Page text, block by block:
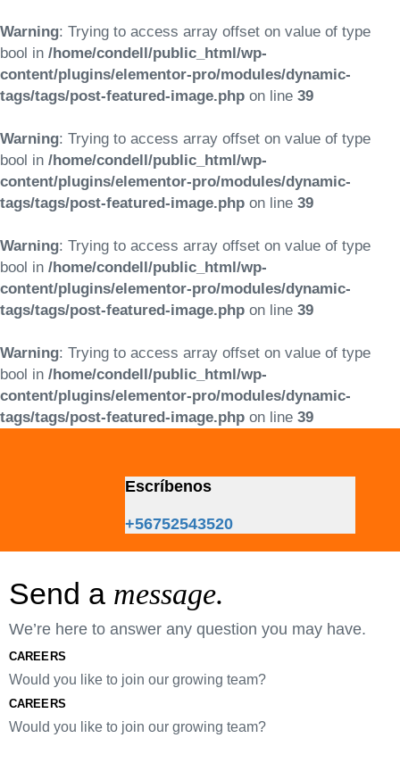
Warning: Trying to access array offset on value of type
bool in /home/condell/public_html/wp-
content/plugins/elementor-pro/modules/dynamic-
tags/tags/post-featured-image.php on line 39
Warning: Trying to access array offset on value of type
bool in /home/condell/public_html/wp-
content/plugins/elementor-pro/modules/dynamic-
tags/tags/post-featured-image.php on line 39
Warning: Trying to access array offset on value of type
bool in /home/condell/public_html/wp-
content/plugins/elementor-pro/modules/dynamic-
tags/tags/post-featured-image.php on line 39
Warning: Trying to access array offset on value of type
bool in /home/condell/public_html/wp-
content/plugins/elementor-pro/modules/dynamic-
tags/tags/post-featured-image.php on line 39
Escríbenos
+56752543520
Send a message.
We’re here to answer any question you may have.
CAREERS
Would you like to join our growing team?
CAREERS
Would you like to join our growing team?